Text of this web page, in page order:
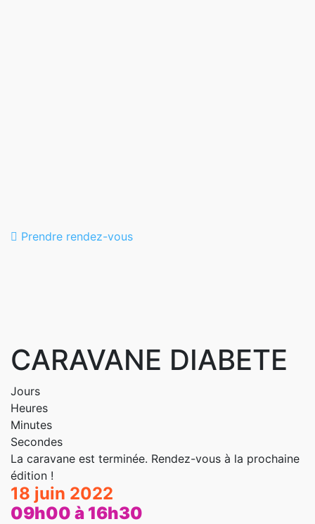
Prendre rendez-vous
CARAVANE DIABETE
Jours
Heures
Minutes
Secondes
La caravane est terminée. Rendez-vous à la prochaine
édition !
18 juin 2022
09h00 à 16h30